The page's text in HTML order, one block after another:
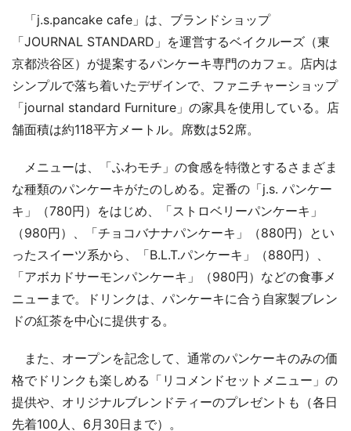
「j.s.pancake cafe」は、ブランドショップ
「JOURNAL STANDARD」を運営するベイクルーズ（東
京都渋谷区）が提案するパンケーキ専門のカフェ。店内は
シンプルで落ち着いたデザインで、ファニチャーショップ
「journal standard Furniture」の家具を使用している。店
舗面積は約118平方メートル。席数は52席。
メニューは、「ふわモチ」の食感を特徴とするさまざま
な種類のパンケーキがたのしめる。定番の「j.s. パンケー
キ」（780円）をはじめ、「ストロベリーパンケーキ」
（980円）、「チョコバナナパンケーキ」（880円）とい
ったスイーツ系から、「B.L.T.パンケーキ」（880円）、
「アボカドサーモンパンケーキ」（980円）などの食事メ
ニューまで。ドリンクは、パンケーキに合う自家製ブレン
ドの紅茶を中心に提供する。
また、オープンを記念して、通常のパンケーキのみの価
格でドリンクも楽しめる「リコメンドセットメニュー」の
提供や、オリジナルブレンドティーのプレゼントも（各日
先着100人、6月30日まで）。